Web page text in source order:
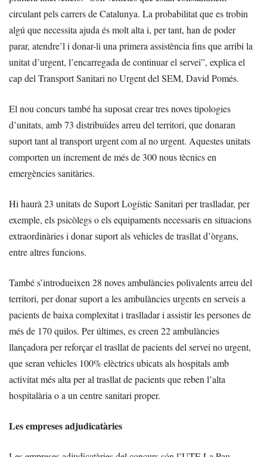
circulant pels carrers de Catalunya. La probabilitat que es trobin
algú que necessita ajuda és molt alta i, per tant, han de poder
parar, atendre’l i donar-li una primera assistència fins que arribi la
unitat d’urgent, l’encarregada de continuar el servei”, explica el
cap del Transport Sanitari no Urgent del SEM, David Pomés.
El nou concurs també ha suposat crear tres noves tipologies
d’unitats, amb 73 distribuïdes arreu del territori, que donaran
suport tant al transport urgent com al no urgent. Aquestes unitats
comporten un increment de més de 300 nous tècnics en
emergències sanitàries.
Hi haurà 23 unitats de Suport Logístic Sanitari per traslladar, per
exemple, els psicòlegs o els equipaments necessaris en situacions
extraordinàries i donar suport als vehicles de trasllat d’òrgans,
entre altres funcions.
També s’introdueixen 28 noves ambulàncies polivalents arreu del
territori, per donar suport a les ambulàncies urgents en serveis a
pacients de baixa complexitat i traslladar i assistir les persones de
més de 170 quilos. Per últimes, es creen 22 ambulàncies
llançadora per reforçar el trasllat de pacients del servei no urgent,
que seran vehicles 100% elèctrics ubicats als hospitals amb
activitat més alta per al trasllat de pacients que reben l’alta
hospitalària o a un centre sanitari proper.
Les empreses adjudicatàries